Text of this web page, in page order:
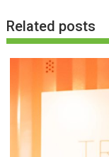
Related posts